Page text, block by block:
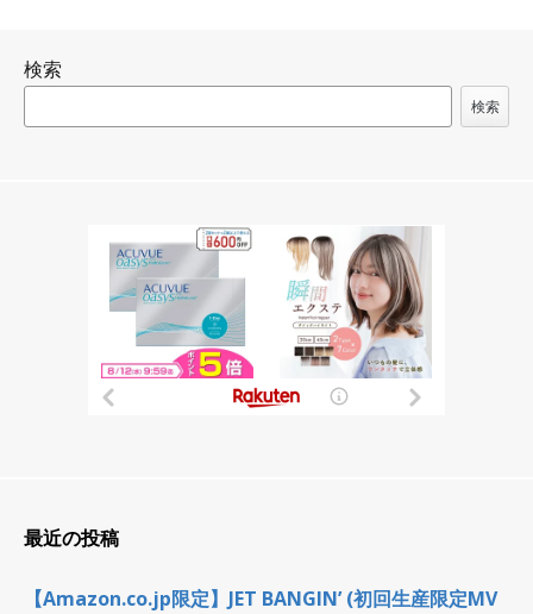
ー
検索
検索
最近の投稿
【Amazon.co.jp限定】JET BANGIN’ (初回生産限定MV